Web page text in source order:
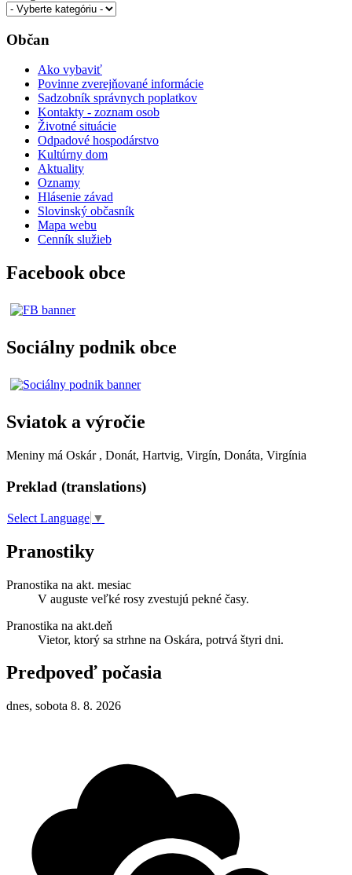
Občan
Ako vybaviť
Povinne zverejňované informácie
Sadzobník správnych poplatkov
Kontakty - zoznam osob
Životné situácie
Odpadové hospodárstvo
Kultúrny dom
Aktuality
Oznamy
Hlásenie závad
Slovinský občasník
Mapa webu
Cenník služieb
Facebook obce
Sociálny podnik obce
Sviatok a výročie
Meniny má Oskár , Donát, Hartvig, Virgín, Donáta, Virgínia
Preklad (translations)
Select Language ▼
Pranostiky
Pranostika na akt. mesiac
V auguste veľké rosy zvestujú pekné časy.
Pranostika na akt.deň
Vietor, ktorý sa strhne na Oskára, potrvá štyri dni.
Predpoveď počasia
dnes, sobota 8. 8. 2026